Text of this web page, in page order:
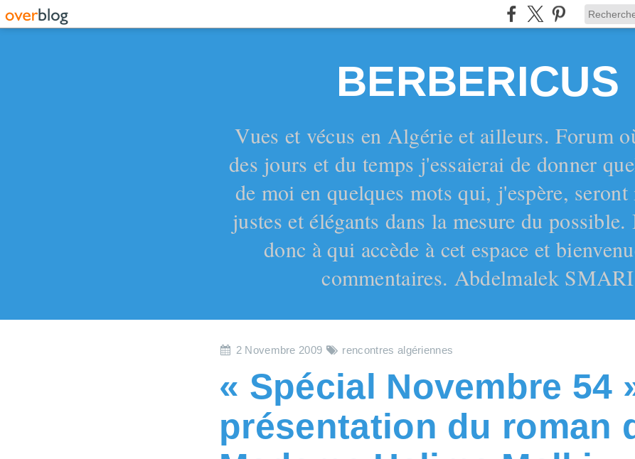
BERBERICUS
Vues et vécus en Algérie et ailleurs. Forum
des jours et du temps j'essaierai de donner
de moi en quelques mots qui, j'espère, seront
justes et élégants dans la mesure du possible.
donc à qui accède à cet espace et
commentaires. Abdelmalek SMARI
2 Novembre 2009 rencontres algériennes
« Spécial Novembre 54
présentation du roman